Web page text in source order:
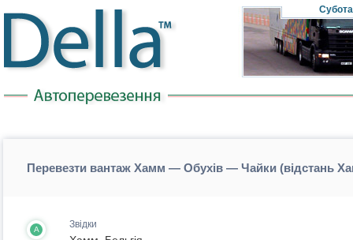
Субота
Перевезти вантаж Хамм — Обухів — Чайки (відстань
A Звідки